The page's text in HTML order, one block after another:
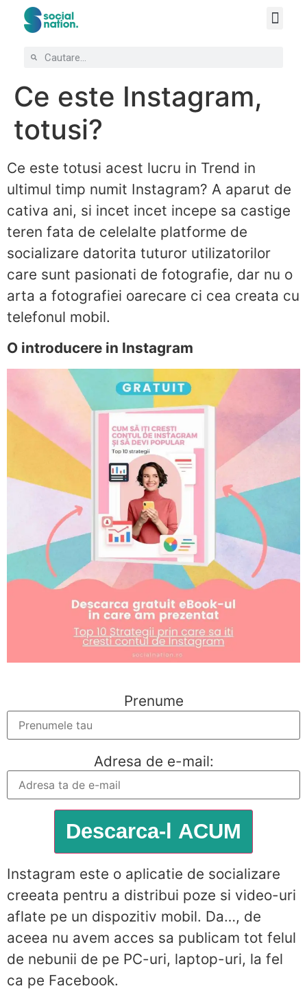
Ce este Instagram,
totusi?
Ce este totusi acest lucru in Trend in
ultimul timp numit Instagram? A aparut de
cativa ani, si incet incet incepe sa castige
teren fata de celelalte platforme de
socializare datorita tuturor utilizatorilor
care sunt pasionati de fotografie, dar nu o
arta a fotografiei oarecare ci cea creata cu
telefonul mobil.
O introducere in Instagram
Prenume
Adresa de e-mail:
Instagram este o aplicatie de socializare
creeata pentru a distribui poze si video-uri
aflate pe un dispozitiv mobil. Da…, de
aceea nu avem acces sa publicam tot felul
de nebunii de pe PC-uri, laptop-uri, la fel
ca pe Facebook.